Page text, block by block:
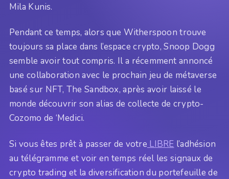
Mila Kunis.
Pendant ce temps, alors que Witherspoon trouve
toujours sa place dans l’espace crypto, Snoop Dogg
semble avoir tout compris. Il a récemment annoncé
une collaboration avec le prochain jeu de métaverse
basé sur NFT, The Sandbox, après avoir laissé le
monde découvrir son alias de collecte de crypto-
Cozomo de ‘Medici.
Si vous êtes prêt à passer de votre LIBRE l’adhésion
au télégramme et voir en temps réel les signaux de
crypto trading et la diversification du portefeuille de